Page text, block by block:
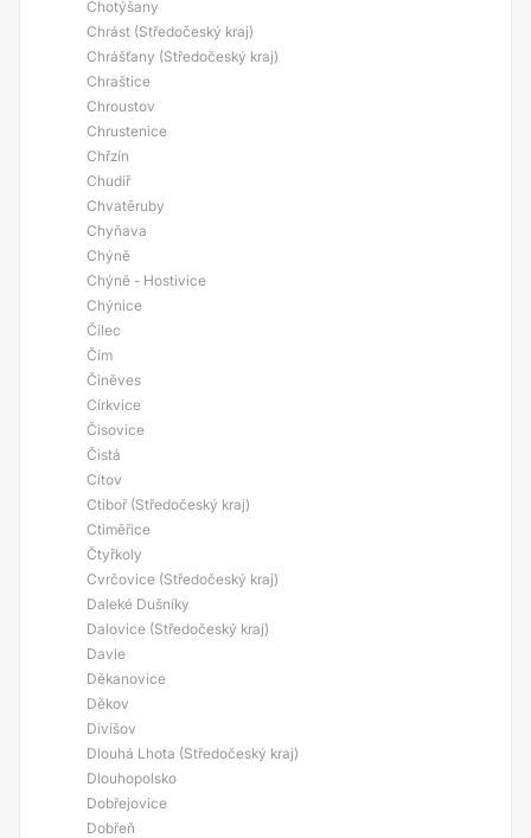
Chotýšany
Chrást (Středočeský kraj)
Chrášťany (Středočeský kraj)
Chraštice
Chroustov
Chrustenice
Chřzín
Chudíř
Chvatěruby
Chyňava
Chýně
Chýně - Hostivice
Chýnice
Čilec
Čím
Činěves
Církvice
Čisovice
Čistá
Cítov
Ctiboř (Středočeský kraj)
Ctiměřice
Čtyřkoly
Cvrčovice (Středočeský kraj)
Daleké Dušníky
Dalovice (Středočeský kraj)
Davle
Děkanovice
Děkov
Divišov
Dlouhá Lhota (Středočeský kraj)
Dlouhopolsko
Dobřejovice
Dobřeň